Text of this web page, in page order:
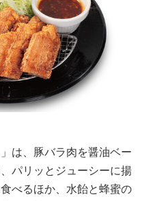
は、豚バラ肉を醤油ベー
パリッとジューシーに揚
べるほか、水飴と蜂蜜の